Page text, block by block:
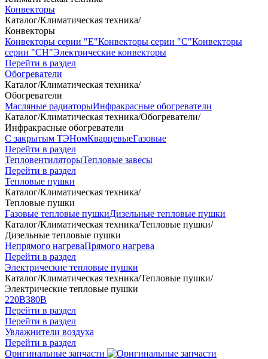
Конвекторы
Каталог/Климатическая техника/
Конвекторы
Конвекторы серии "Е"Конвекторы серии "С"Конвекторы
серии "СН"Электрические конвекторы
Перейти в раздел
Обогреватели
Каталог/Климатическая техника/
Обогреватели
Масляные радиаторыИнфракрасные обогреватели
Каталог/Климатическая техника/Обогреватели/
Инфракрасные обогреватели
С закрытым ТЭНомКварцевыеГазовые
Перейти в раздел
ТепловентиляторыТепловые завесы
Перейти в раздел
Тепловые пушки
Каталог/Климатическая техника/
Тепловые пушки
Газовые тепловые пушкиДизельные тепловые пушки
Каталог/Климатическая техника/Тепловые пушки/
Дизельные тепловые пушки
Непрямого нагреваПрямого нагрева
Перейти в раздел
Электрические тепловые пушки
Каталог/Климатическая техника/Тепловые пушки/
Электрические тепловые пушки
220В380В
Перейти в раздел
Перейти в раздел
Увлажнители воздуха
Перейти в раздел
Оригинальные запчасти